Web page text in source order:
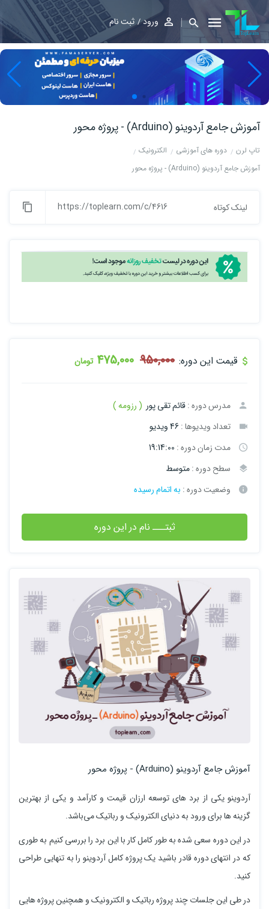
ورود ثبت نام
آموزش جامع آردوینو (Arduino) - پروژه محور
تاپ لرن دوره های آموزشی
الکترونیک
آموزش جامع آردوینو (Arduino) - پروژه محور
لینک کوتاه https://toplearn.com/c/4616
قیمت این دوره: 950,000
475,000 تومان
مدرس دوره :قائم تقی پور ( رزومه )
تعداد ویدیوها : 46 ویدیو
مدت زمان دوره : 19:14:00
سطح دوره :متوسط
وضعیت دوره : به اتمام رسیده
ثبتـــ نام در این دوره
آموزش جامع آردوینو (Arduino) - پروژه محور
آردوینو یکی از برد های توسعه ارزان قیمت و کارآمد و یکی از بهترین
گزینه ها برای ورود به دنیای الکترونیک و رباتیک می‌باشد.
در این دوره سعی شده به طور کامل کار با این برد را بررسی کنیم به طوری
که در انتهای دوره قادر باشید یک پروژه کامل آردوینو را به تنهایی طراحی
کنید.
در طی این جلسات چند پروژه رباتیک و الکترونیک و همچنین پروژه هایی